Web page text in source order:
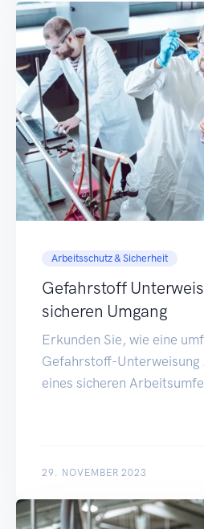
Arbeitsschutz & Sicherheit
Gefahrstoff
sicheren Umgang
Erkunden Sie, wie eine
Gefahrstoff-Unterweisung
eines sicheren
29. NOVEMBER 2023